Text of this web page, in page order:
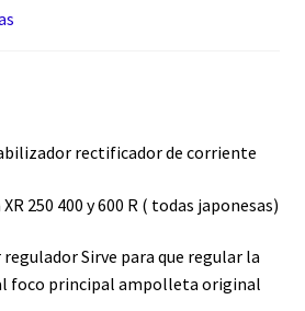
rectificador de corriente
250 400 y 600 R ( todas japonesas)
Sirve para que regular la
foco principal ampolleta original